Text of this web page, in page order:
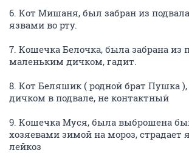
6. Кот Мишаня, был забран из
язвами во рту.
7. Кошечка Белочка, была забрана из
маленьким дичком, гадит.
8. Кот Беляшик ( родной брат Пушка
дичком в подвале, не контактный
9. Кошечка Муся, была выброшена
хозяевами зимой на мороз, страдает
лейкоз